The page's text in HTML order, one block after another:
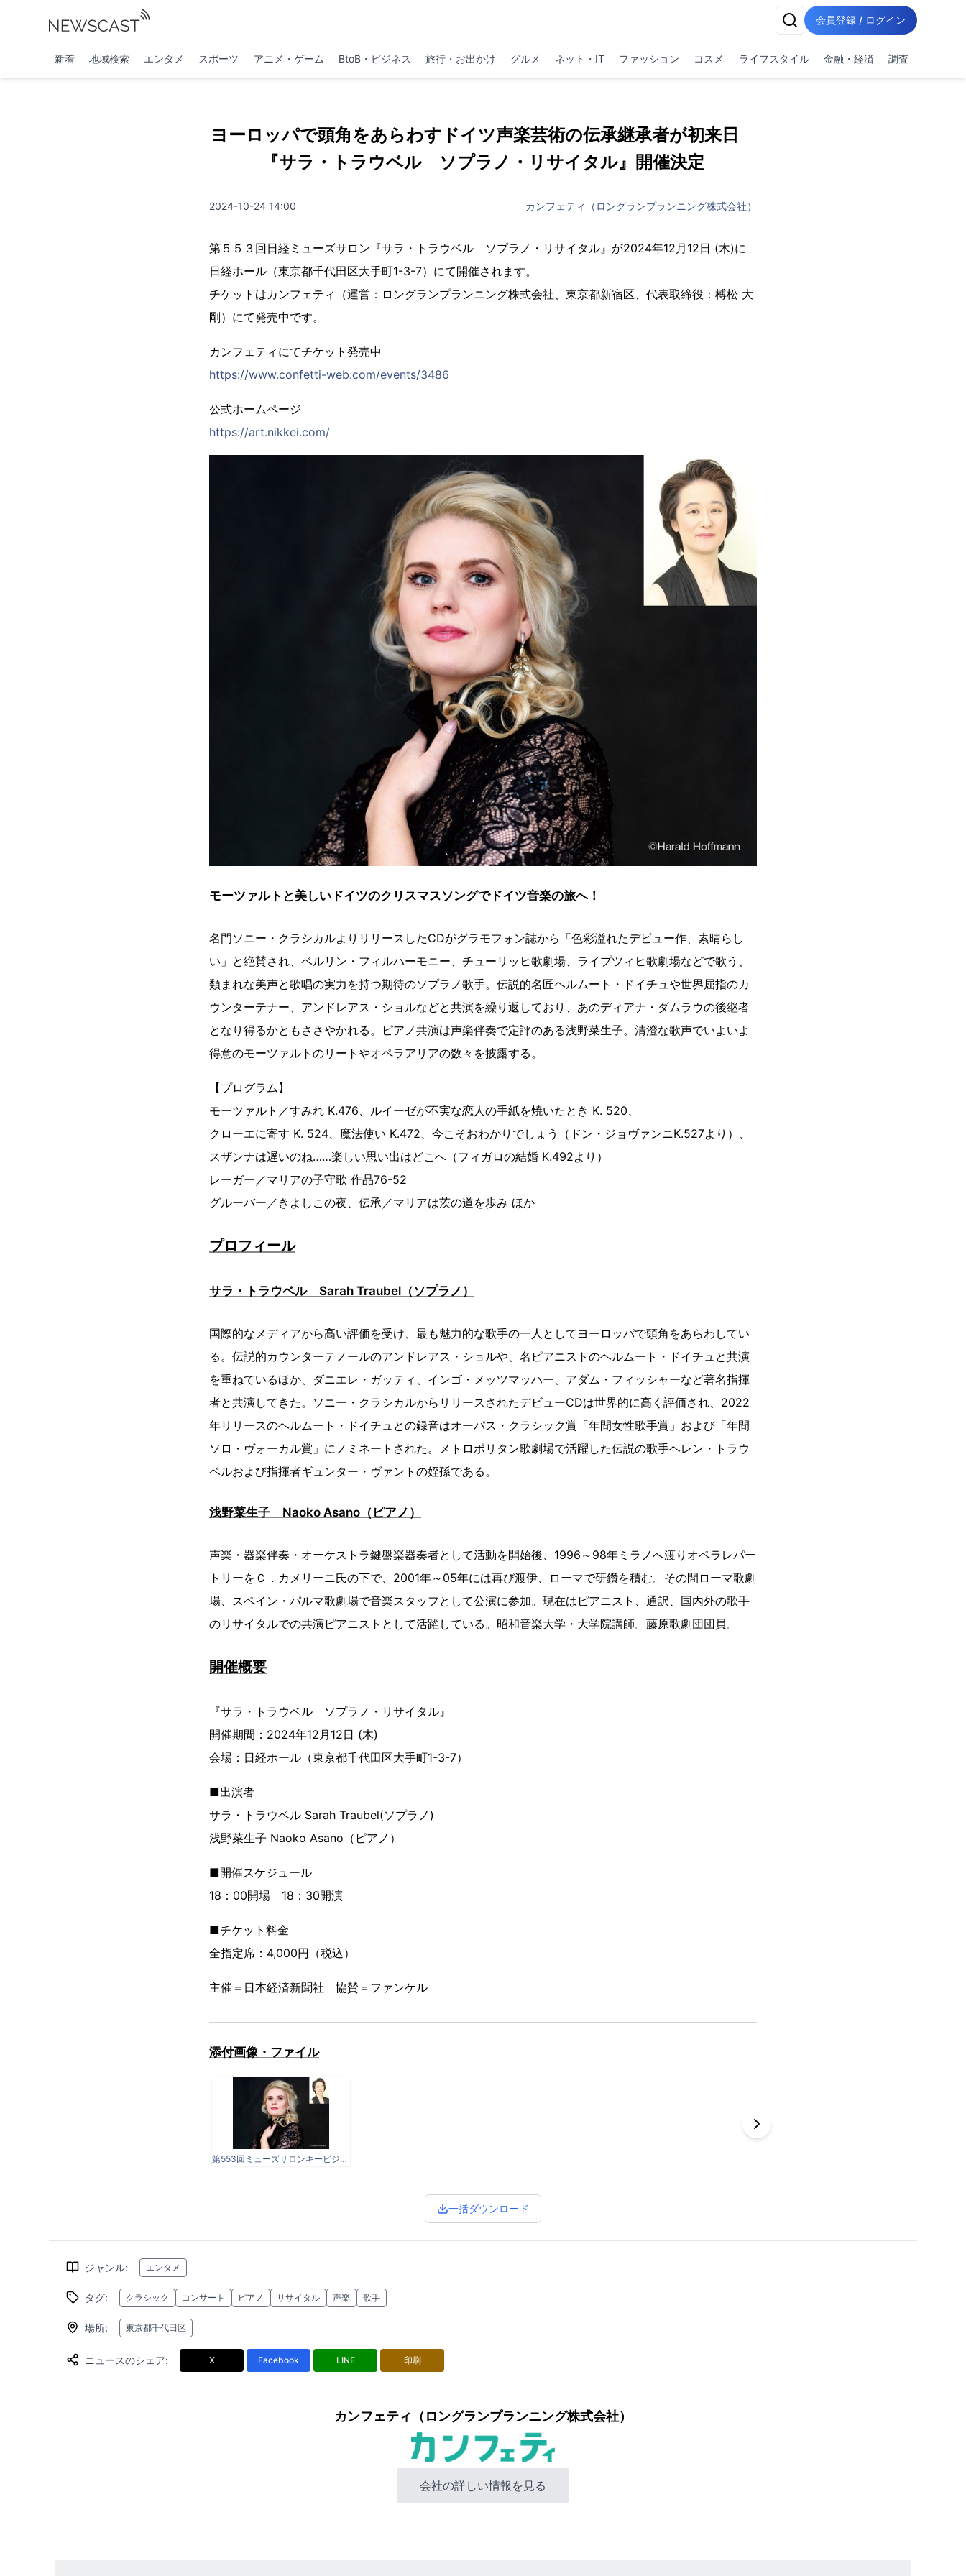
会員登録 / ログイン
新着 地域検索 エンタメ スポーツ アニメ・ゲーム BtoB・ビジネス 旅行・お出かけ グルメ ネット・IT ファッション コスメ ライフスタイル 金融・経済 調査
ヨーロッパで頭角をあらわすドイツ声楽芸術の伝承継承者が初来日
『サラ・トラウベル ソプラノ・リサイタル』開催決定
2024-10-24 14:00 カンフェティ（ロングランプランニング株式会社）
第５５３回日経ミューズサロン『サラ・トラウベル ソプラノ・リサイタル』が2024年12月12日 (木)に
日経ホール（東京都千代田区大手町1-3-7）にて開催されます。
チケットはカンフェティ（運営：ロングランプランニング株式会社、東京都新宿区、代表取締役：榑松 大
剛）にて発売中です。
カンフェティにてチケット発売中
https://www.confetti-web.com/events/3486
公式ホームページ
https://art.nikkei.com/
モーツァルトと美しいドイツのクリスマスソングでドイツ音楽の旅へ！
名門ソニー・クラシカルよりリリースしたCDがグラモフォン誌から「色彩溢れたデビュー作、素晴らし
い」と絶賛され、ベルリン・フィルハーモニー、チューリッヒ歌劇場、ライプツィヒ歌劇場などで歌う、
類まれな美声と歌唱の実力を持つ期待のソプラノ歌手。伝説的名匠ヘルムート・ドイチュや世界屈指のカ
ウンターテナー、アンドレアス・ショルなどと共演を繰り返しており、あのディアナ・ダムラウの後継者
となり得るかともささやかれる。ピアノ共演は声楽伴奏で定評のある浅野菜生子。清澄な歌声でいよいよ
得意のモーツァルトのリートやオペラアリアの数々を披露する。
【プログラム】
モーツァルト／すみれ K.476、ルイーゼが不実な恋人の手紙を焼いたとき K. 520、
クローエに寄す K. 524、魔法使い K.472、今こそおわかりでしょう（ドン・ジョヴァンニK.527より）、
スザンナは遅いのね……楽しい思い出はどこへ（フィガロの結婚 K.492より）
レーガー／マリアの子守歌 作品76-52
グルーバー／きよしこの夜、伝承／マリアは茨の道を歩み ほか
プロフィール
サラ・トラウベル Sarah Traubel（ソプラノ）
国際的なメディアから高い評価を受け、最も魅力的な歌手の一人としてヨーロッパで頭角をあらわしてい
る。伝説的カウンターテノールのアンドレアス・ショルや、名ピアニストのヘルムート・ドイチュと共演
を重ねているほか、ダニエレ・ガッティ、インゴ・メッツマッハー、アダム・フィッシャーなど著名指揮
者と共演してきた。ソニー・クラシカルからリリースされたデビューCDは世界的に高く評価され、2022
年リリースのヘルムート・ドイチュとの録音はオーパス・クラシック賞「年間女性歌手賞」および「年間
ソロ・ヴォーカル賞」にノミネートされた。メトロポリタン歌劇場で活躍した伝説の歌手ヘレン・トラウ
ベルおよび指揮者ギュンター・ヴァントの姪孫である。
浅野菜生子 Naoko Asano（ピアノ）
声楽・器楽伴奏・オーケストラ鍵盤楽器奏者として活動を開始後、1996～98年ミラノへ渡りオペラレパー
トリーをＣ．カメリーニ氏の下で、2001年～05年には再び渡伊、ローマで研鑽を積む。その間ローマ歌劇
場、スペイン・パルマ歌劇場で音楽スタッフとして公演に参加。現在はピアニスト、通訳、国内外の歌手
のリサイタルでの共演ピアニストとして活躍している。昭和音楽大学・大学院講師。藤原歌劇団団員。
開催概要
『サラ・トラウベル ソプラノ・リサイタル』
開催期間：2024年12月12日 (木)
会場：日経ホール（東京都千代田区大手町1-3-7）
■出演者
サラ・トラウベル Sarah Traubel(ソプラノ)
浅野菜生子 Naoko Asano（ピアノ）
■開催スケジュール
18：00開場 18：30開演
■チケット料金
全指定席：4,000円（税込）
主催＝日本経済新聞社 協賛＝ファンケル
添付画像・ファイル
第553回ミューズサロンキービジュアル.jpg
一括ダウンロード
ジャンル: エンタメ
タグ: クラシック コンサート ピアノ リサイタル 声楽 歌手
場所: 東京都千代田区
ニュースのシェア: X Facebook LINE 印刷
カンフェティ（ロングランプランニング株式会社）
会社の詳しい情報を見る